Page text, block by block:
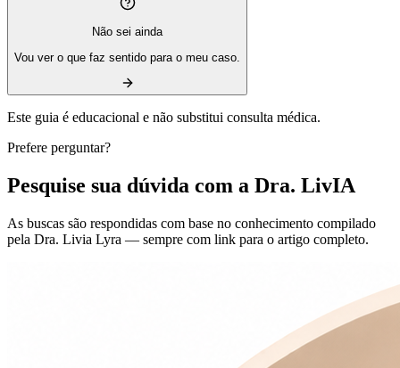
Não sei ainda
Vou ver o que faz sentido para o meu caso.
Este guia é educacional e não substitui consulta médica.
Prefere perguntar?
Pesquise sua dúvida com a Dra. LivIA
As buscas são respondidas com base no conhecimento compilado
pela Dra. Livia Lyra — sempre com link para o artigo completo.